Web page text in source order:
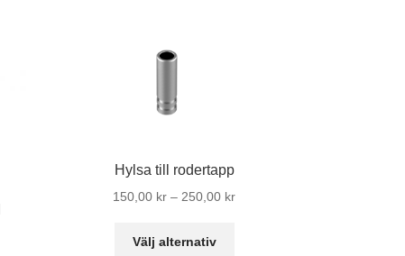
Hylsa till rodertapp
150,00 kr – 250,00 krPrisintervall:
Välj alternativ